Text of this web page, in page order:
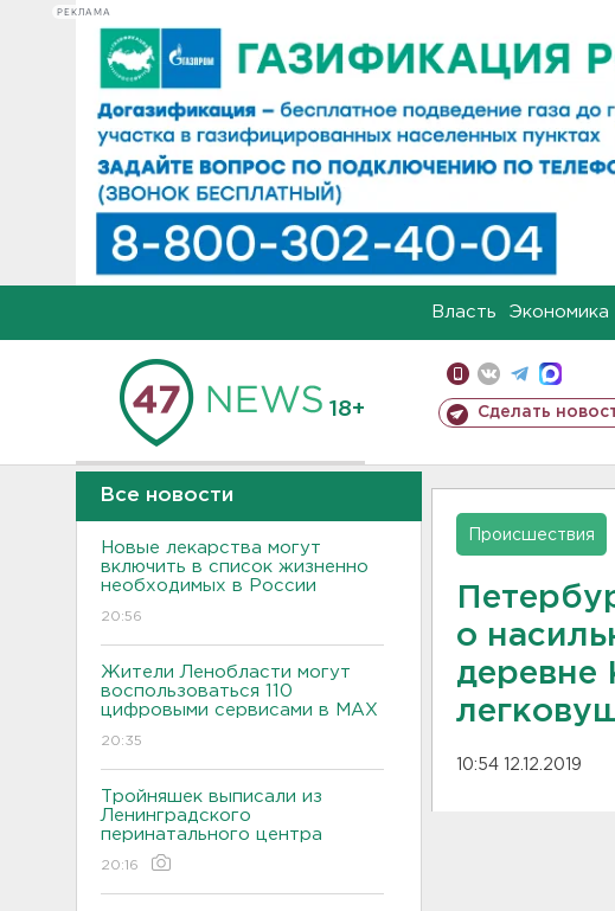
РЕКЛАМА
Власть Экономика
18+ Сделать
Все новости
Новые лекарства могут
включить в список жизненно
необходимых в России
20:56
Жители Ленобласти могут
воспользоваться 110
цифровыми сервисами в МАХ
20:35
Тройняшек выписали из
Ленинградского
перинатального центра
20:16
Происшествия
о
деревне
10:54 12.12.2019